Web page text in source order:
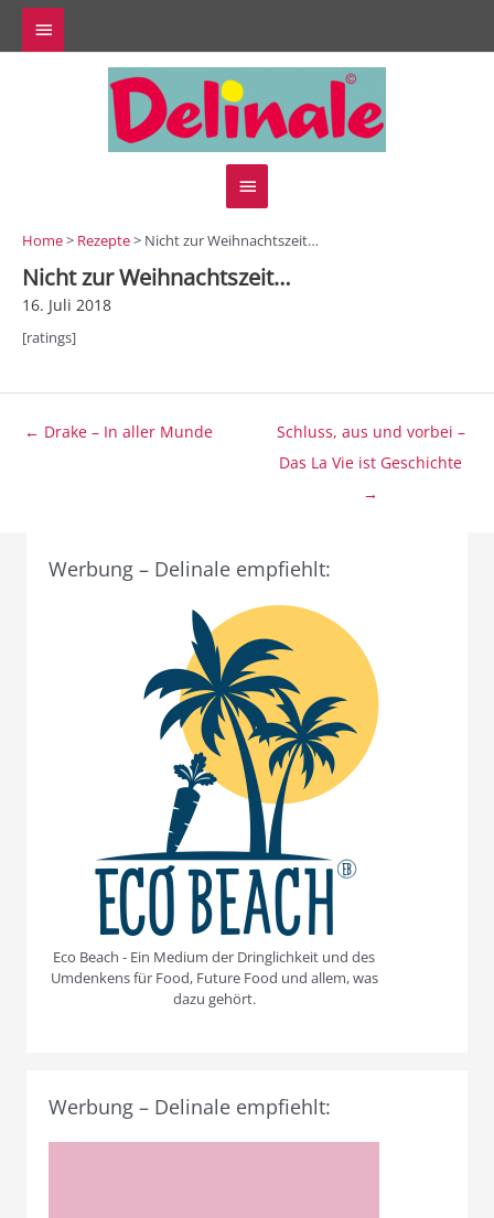
Zum
Inhalt
springen
Above
Hauptmenü
Home> Rezepte> Nicht zur Weihnachtszeit…
Nicht zur Weihnachtszeit…
16. Juli 2018
[ratings]
Beitragsnavigation
← Drake – In aller Munde
Schluss, aus und vorbei –
Das La Vie ist Geschichte
→
Werbung – Delinale empfiehlt:
Eco Beach - Ein Medium der Dringlichkeit und des
Umdenkens für Food, Future Food und allem, was
dazu gehört.
Werbung – Delinale empfiehlt: